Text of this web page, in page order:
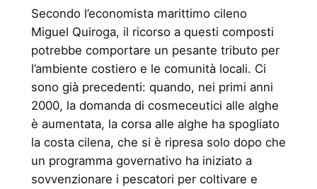
Secondo l’economista marittimo cileno
Miguel Quiroga, il ricorso a questi composti
potrebbe comportare un pesante tributo per
l’ambiente costiero e le comunità locali. Ci
sono già precedenti: quando, nei primi anni
2000, la domanda di cosmeceutici alle alghe
è aumentata, la corsa alle alghe ha spogliato
la costa cilena, che si è ripresa solo dopo che
un programma governativo ha iniziato a
sovvenzionare i pescatori per coltivare e